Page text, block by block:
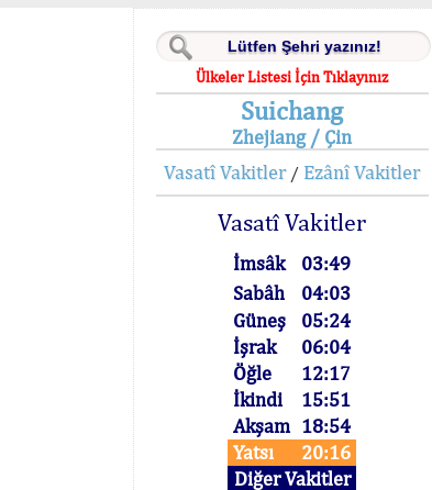
Ülkeler Listesi İçin Tıklayınız
Suichang
Zhejiang / Çin
Vasatî Vakitler/ Ezânî Vakitler
Vasatî Vakitler
İmsâk
03:49
Sabâh
04:03
Güneş
05:24
İşrak
06:04
Öğle
12:17
İkindi
15:51
Akşam 18:54
Yatsı
20:16
Diğer Vakitler